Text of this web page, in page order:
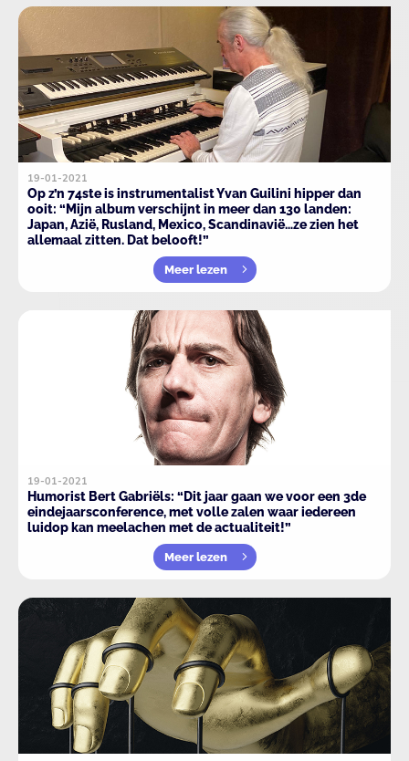
19-01-2021
Op z’n 74ste is instrumentalist Yvan Guilini hipper dan
ooit: “Mijn album verschijnt in meer dan 130 landen:
Japan, Azië, Rusland, Mexico, Scandinavië…ze zien het
allemaal zitten. Dat belooft!”
Meer lezen
19-01-2021
Humorist Bert Gabriëls: “Dit jaar gaan we voor een 3de
eindejaarsconference, met volle zalen waar iedereen
luidop kan meelachen met de actualiteit!”
Meer lezen